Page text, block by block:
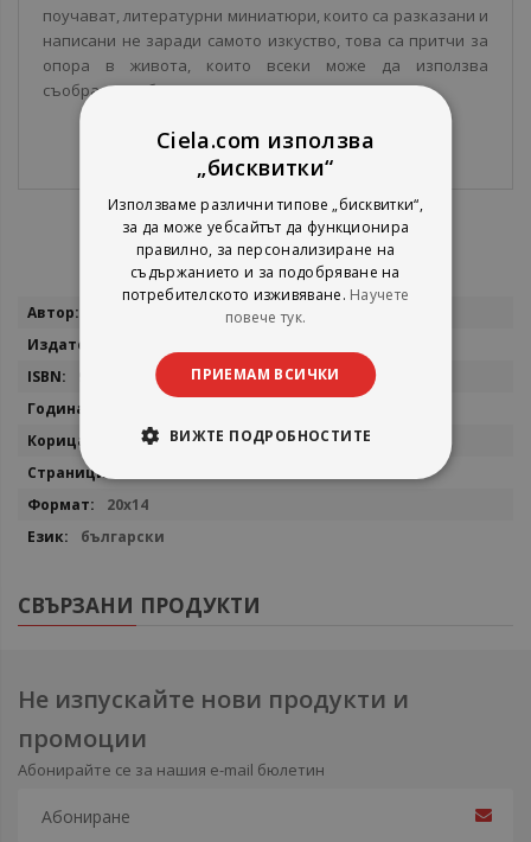
поучават, литературни миниатюри, които са разказани и
написани не заради самото изкуство, това са притчи за
опора в живота, които всеки може да използва
съобразно собствените си нужди.
Повече
Носрат Песешкиан
9789545797262
мека
20x14
български
СВЪРЗАНИ ПРОДУКТИ
Не изпускайте нови продукти и
промоции
Абонирайте се за нашия e-mail бюлетин
Ciela.com използва
„бисквитки“
Използваме различни типове „бисквитки“,
за да може уебсайтът да функционира
правилно, за персонализиране на
съдържанието и за подобряване на
потребителското изживяване. Научете
повече тук.
ПРИЕМАМ ВСИЧКИ
ВИЖТЕ ПОДРОБНОСТИТЕ